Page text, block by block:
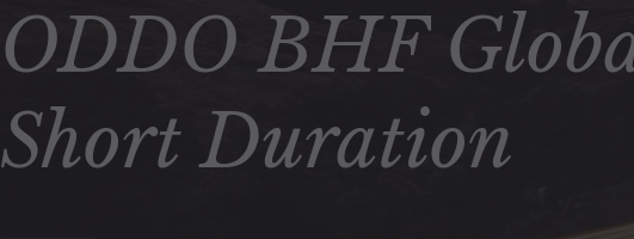
ODDO BHF
Short Duration